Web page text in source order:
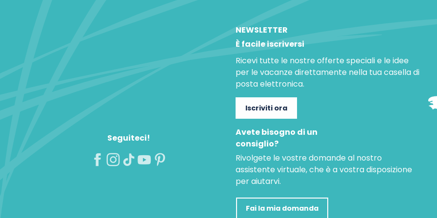
Seguiteci!
NEWSLETTER
È facile iscriversi
Ricevi tutte le nostre offerte speciali e le idee
per le vacanze direttamente nella tua casella di
posta elettronica.
Iscriviti ora
Avete bisogno di un
consiglio?
Rivolgete le vostre domande al nostro
assistente virtuale, che è a vostra disposizione
per aiutarvi.
Fai la mia domanda